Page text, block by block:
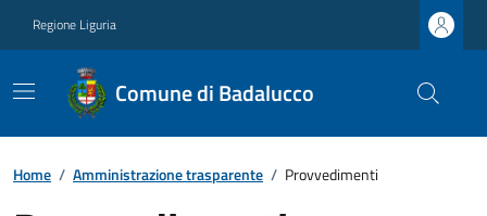
Regione Liguria
Comune di Badalucco
Home / Amministrazione trasparente / Provvedimenti